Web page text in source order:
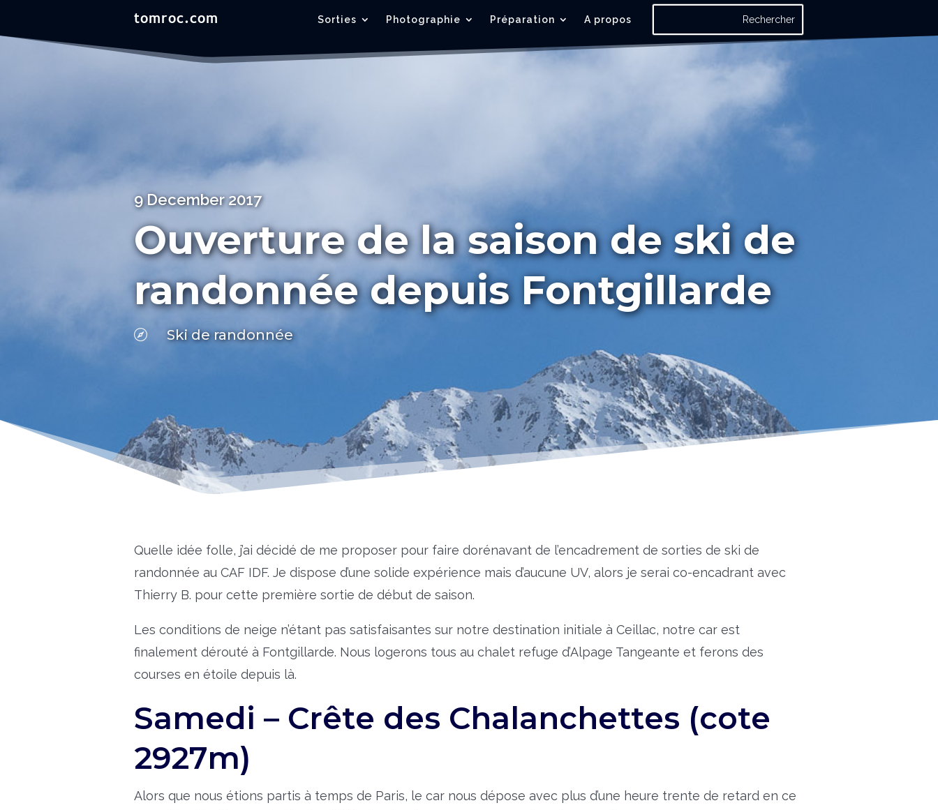
Sorties Photographie Préparation A propos
9 December 2017
Ouverture de la saison de ski de
randonnée depuis Fontgillarde
 Ski de randonnée
Quelle idée folle, j’ai décidé de me proposer pour faire dorénavant de l’encadrement de sorties de ski de
randonnée au CAF IDF. Je dispose d’une solide expérience mais d’aucune UV, alors je serai co-encadrant avec
Thierry B. pour cette première sortie de début de saison.
Les conditions de neige n’étant pas satisfaisantes sur notre destination initiale à Ceillac, notre car est
finalement dérouté à Fontgillarde. Nous logerons tous au chalet refuge d’Alpage Tangeante et ferons des
courses en étoile depuis là.
Samedi – Crête des Chalanchettes (cote
2927m)
Alors que nous étions partis à temps de Paris, le car nous dépose avec plus d’une heure trente de retard en ce